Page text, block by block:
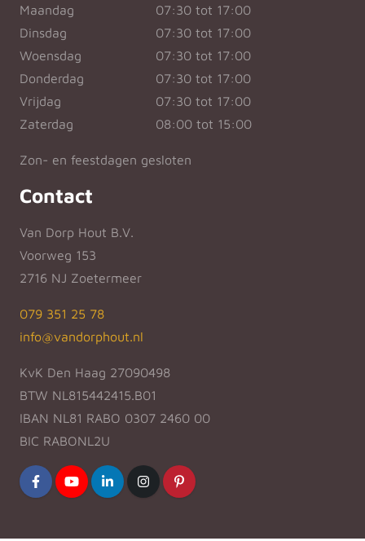
Maandag
07:30 tot 17:00
Dinsdag
07:30 tot 17:00
Woensdag
07:30 tot 17:00
Donderdag
07:30 tot 17:00
Vrijdag
07:30 tot 17:00
Zaterdag
08:00 tot 15:00
Zon- en feestdagen gesloten
Contact
Van Dorp Hout B.V.
Voorweg 153
2716 NJ Zoetermeer
079 351 25 78
info@vandorphout.nl
KvK Den Haag 27090498
BTW NL815442415.B01
IBAN NL81 RABO 0307 2460 00
BIC RABONL2U